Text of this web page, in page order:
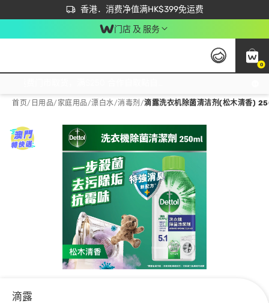
香港．消费净值满HK$399免运费
立即成为易赏钱会员尽享独家优惠
首次APP下单买满$450 输入 NEWAPP 即减$50
门店 及 服务
0
首页/ 日用品/ 家庭用品/漂白水/消毒剂 /滴露洗衣机除菌清洁剂(松木清香)
滴露